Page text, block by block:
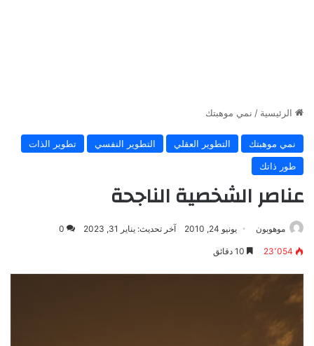
الرئيسية / نمي موهبتك
نمي موهبتك التطوير العقلي التطوير النفسي
تطوير الذات
طور ذاتك
عناصر الشخصية الناجحة
موهوبون يونيو 24, 2010 آخر تحديث: يناير 31, 2023 0
23٬054